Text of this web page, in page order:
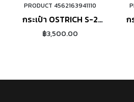
PRODUCT 4562163941110
กระเป๋า OSTRICH S-2
Black
฿3,500.00
ก